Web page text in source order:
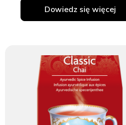
Dowiedz się więcej